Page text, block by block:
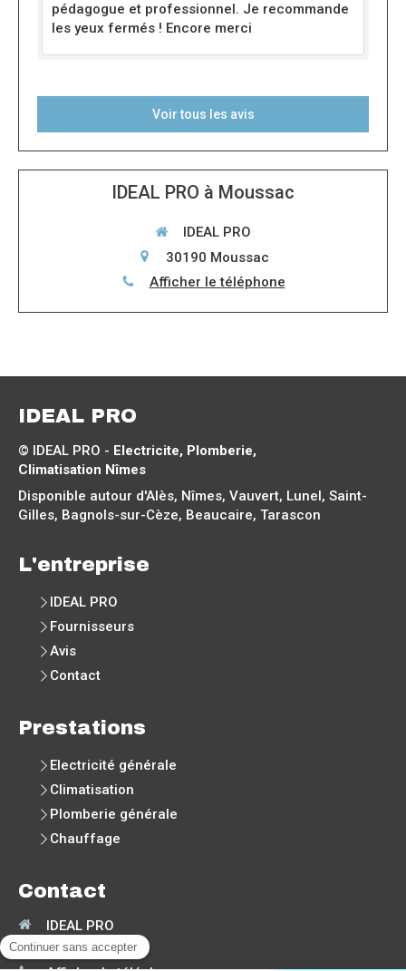
pédagogue et professionnel. Je recommande
les yeux fermés ! Encore merci
Voir tous les avis
IDEAL PRO à Moussac
IDEAL PRO
30190 Moussac
Afficher le téléphone
IDEAL PRO
© IDEAL PRO - Electricite, Plomberie,
Climatisation Nîmes
Disponible autour d'Alès, Nîmes, Vauvert, Lunel, Saint-
Gilles, Bagnols-sur-Cèze, Beaucaire, Tarascon
L'entreprise
IDEAL PRO
Fournisseurs
Avis
Contact
Prestations
Electricité générale
Climatisation
Plomberie générale
Chauffage
Contact
IDEAL PRO
30190 Moussac